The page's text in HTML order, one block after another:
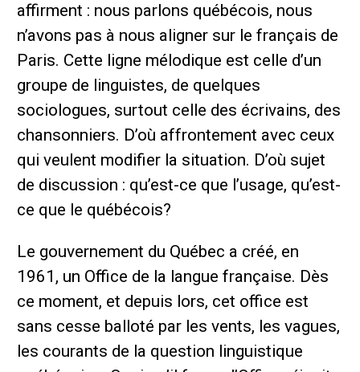
affirment : nous parlons québécois, nous
n’avons pas à nous aligner sur le français de
Paris. Cette ligne mélodique est celle d’un
groupe de linguistes, de quelques
sociologues, surtout celle des écrivains, des
chansonniers. D’où affrontement avec ceux
qui veulent modifier la situation. D’où sujet
de discussion : qu’est-ce que l’usage, qu’est-
ce que le québécois?
Le gouvernement du Québec a créé, en
1961, un Office de la langue française. Dès
ce moment, et depuis lors, cet office est
sans cesse balloté par les vents, les vagues,
les courants de la question linguistique